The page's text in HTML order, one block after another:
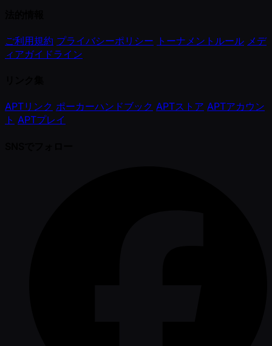
ご利用規約 プライバシーポリシー トーナメントルール メデ
ィアガイドライン
APTリンク ポーカーハンドブック APTストア APTアカウン
ト APTプレイ